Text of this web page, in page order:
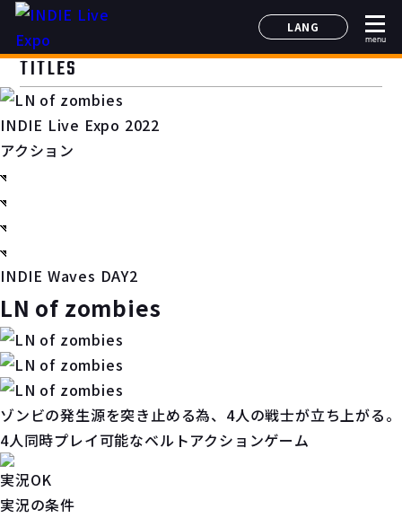
LANG
日本語
menu
TITLES
INDIE Live Expo 2022
アクション
INDIE Waves DAY2
LN of zombies
ゾンビの発生源を突き止める為、4人の戦士が立ち上がる。
4人同時プレイ可能なベルトアクションゲーム
実況OK
実況の条件